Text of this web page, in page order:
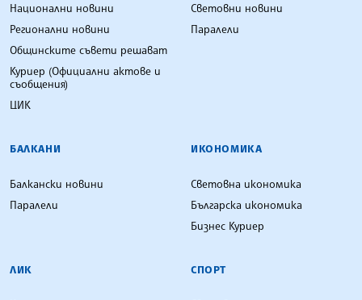
Национални новини
Регионални новини
Общинските съвети решават
Куриер (Официални актове и
съобщения)
ЦИК
Световни новини
Паралели
БАЛКАНИ
Балкански новини
Паралели
ИКОНОМИКА
Световна икономика
Българска икономика
Бизнес Куриер
ЛИК СПОРТ